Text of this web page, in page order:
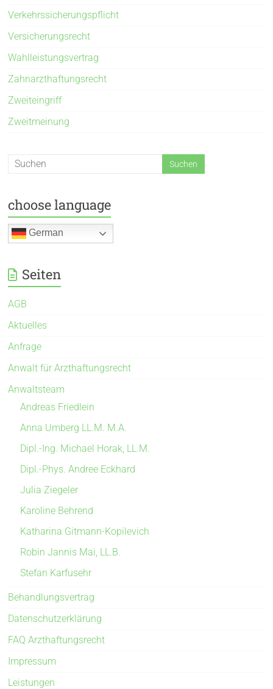
Verkehrssicherungspflicht
Versicherungsrecht
Wahlleistungsvertrag
Zahnarzthaftungsrecht
Zweiteingriff
Zweitmeinung
choose language
German
Seiten
AGB
Aktuelles
Anfrage
Anwalt für Arzthaftungsrecht
Anwaltsteam
Andreas Friedlein
Anna Umberg LL.M. M.A.
Dipl.-Ing. Michael Horak, LL.M.
Dipl.-Phys. Andree Eckhard
Julia Ziegeler
Karoline Behrend
Katharina Gitmann-Kopilevich
Robin Jannis Mai, LL.B.
Stefan Karfusehr
Behandlungsvertrag
Datenschutzerklärung
FAQ Arzthaftungsrecht
Impressum
Leistungen